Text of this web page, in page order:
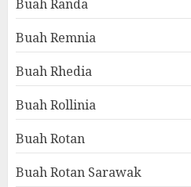
Buah Randa
Buah Remnia
Buah Rhedia
Buah Rollinia
Buah Rotan
Buah Rotan Sarawak